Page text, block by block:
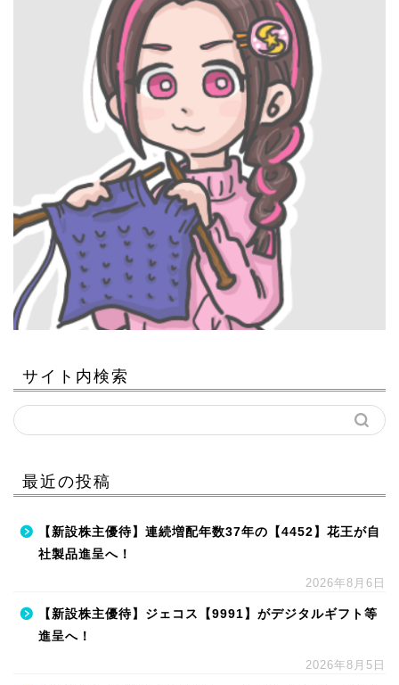
サイト内検索
最近の投稿
【新設株主優待】連続増配年数37年の【4452】花王が自
社製品進呈へ！
2026年8月6日
【新設株主優待】ジェコス【9991】がデジタルギフト等
進呈へ！
2026年8月5日